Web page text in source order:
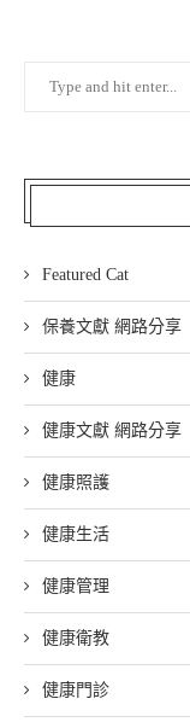
Featured Cat
保養文獻 網路分享
健康
健康文獻 網路分享
健康照護
健康生活
健康管理
健康衛教
健康門診